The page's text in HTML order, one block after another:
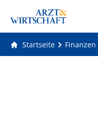
Startseite Finanzen